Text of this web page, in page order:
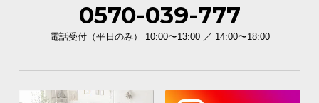
0570-039-777
電話受付（平日のみ） 10:00〜13:00 ／ 14:00〜18:00